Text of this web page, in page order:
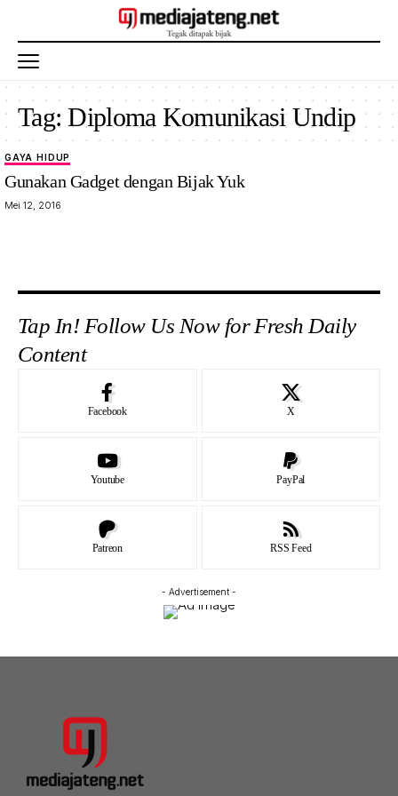
Tag:Diploma Komunikasi Undip
GAYA HIDUP
Gunakan Gadget dengan Bijak Yuk
Mei 12, 2016
Tap In! Follow Us Now for Fresh Daily
Content
Facebook X
Youtube PayPal
Patreon RSS Feed
- Advertisement -